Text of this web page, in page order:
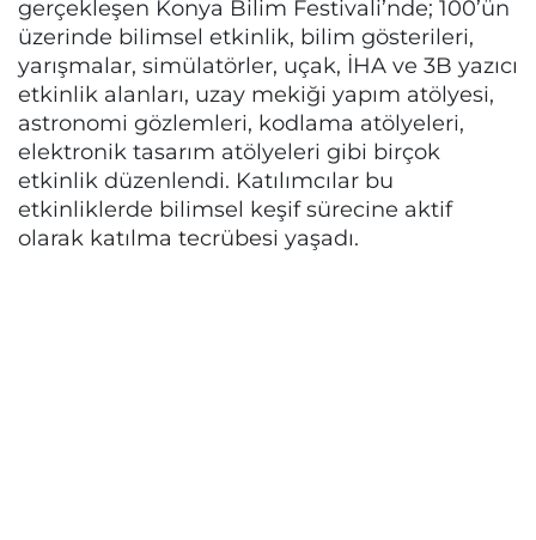
gerçekleşen Konya Bilim Festivali’nde; 100’ün
üzerinde bilimsel etkinlik, bilim gösterileri,
yarışmalar, simülatörler, uçak, İHA ve 3B yazıcı
etkinlik alanları, uzay mekiği yapım atölyesi,
astronomi gözlemleri, kodlama atölyeleri,
elektronik tasarım atölyeleri gibi birçok
etkinlik düzenlendi. Katılımcılar bu
etkinliklerde bilimsel keşif sürecine aktif
olarak katılma tecrübesi yaşadı.